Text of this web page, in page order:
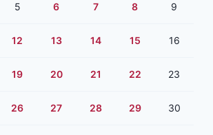
5 6 7 8 9
12 13 14 15 16
19 20 21 22 23
26 27 28 29 30